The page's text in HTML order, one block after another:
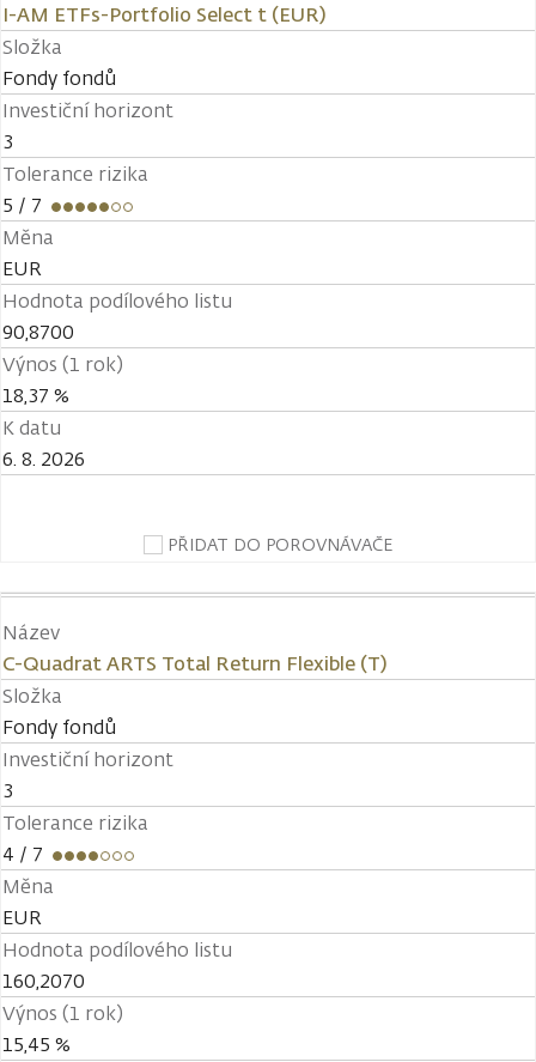
I-AM ETFs-Portfolio Select t (EUR)
Složka
Fondy fondů
Investiční horizont
3
Tolerance rizika
5 / 7
Měna
EUR
Hodnota podílového listu
90,8700
Výnos (1 rok)
18,37 %
K datu
6. 8. 2026
PŘIDAT DO POROVNÁVAČE
Název
C-Quadrat ARTS Total Return Flexible (T)
Složka
Fondy fondů
Investiční horizont
3
Tolerance rizika
4 / 7
Měna
EUR
Hodnota podílového listu
160,2070
Výnos (1 rok)
15,45 %